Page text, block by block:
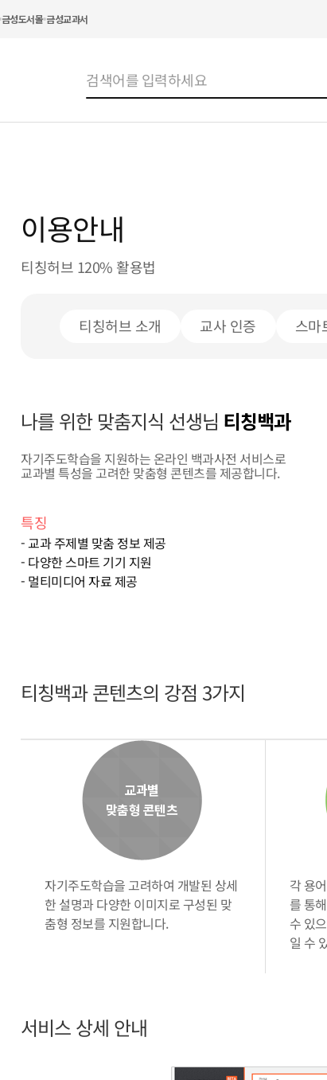
금성도서몰 금성교과서
이용안내
티칭허브 120% 활용법
티칭허브 소개 교사 인증 스마
나를 위한 맞춤지식 선생님 티칭백과
자기주도학습을 지원하는 온라인 백과사전 서비스로
교과별 특성을 고려한 맞춤형 콘텐츠를 제공합니다.
특징
- 교과 주제별 맞춤 정보 제공
- 다양한 스마트 기기 지원
- 멀티미디어 자료 제공
티칭백과 콘텐츠의 강점 3가지
교과별
맞춤형 콘텐츠
자기주도학습을 고려하여 개발된 상세
한 설명과 다양한 이미지로 구성된 맞
춤형 정보를 지원합니다.
각 용
를 통
수 있
일 수
서비스 상세 안내